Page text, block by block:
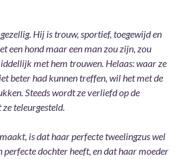
Hij is trouw, sportief, toegewijd en
een hond maar een man zou zijn, zou
met hem trouwen. Helaas: waar ze
beter had kunnen treffen, wil het met de
Steeds wordt ze verliefd op de
teleurgesteld.
is dat haar perfecte tweelingzus wel
perfecte dochter heeft, en dat haar moeder